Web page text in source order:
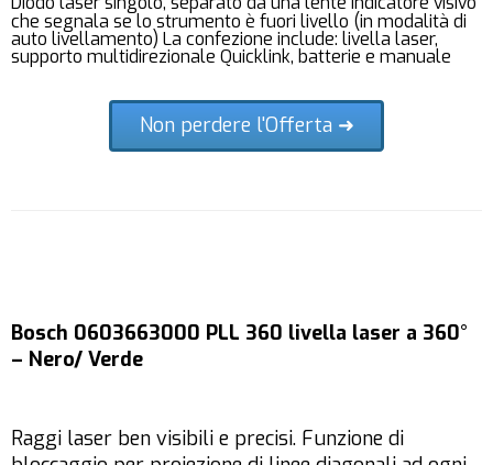
che segnala se lo strumento è fuori livello (in modalità di
auto livellamento) La confezione include: livella laser,
supporto multidirezionale Quicklink, batterie e manuale
Non perdere l'Offerta ➜
Bosch 0603663000 PLL 360 livella laser a 360°
– Nero/ Verde
Raggi laser ben visibili e precisi. Funzione di